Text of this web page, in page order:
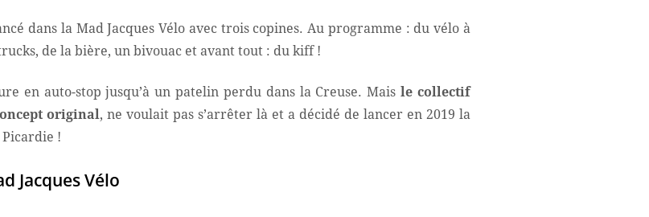
dans la Mad Jacques Vélo avec trois copines. Au programme : du vélo à
de la bière, un bivouac et avant tout : du kiff !
en auto-stop jusqu’à un patelin perdu dans la Creuse. Mais le collectif
original , ne voulait pas s’arrêter là et a décidé de lancer en 2019 la
!
Jacques Vélo